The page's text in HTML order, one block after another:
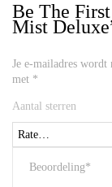
Be The
Mist
Je e-mailadres wordt
met *
Aantal sterren